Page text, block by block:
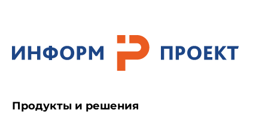
Продукты и решения